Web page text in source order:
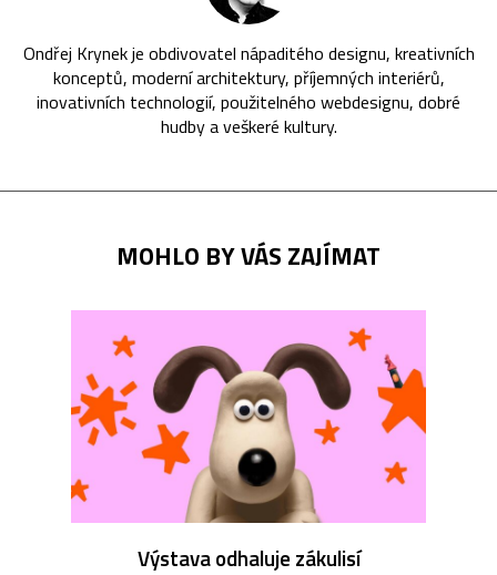
Ondřej Krynek je obdivovatel nápaditého designu, kreativních
konceptů, moderní architektury, příjemných interiérů,
inovativních technologií, použitelného webdesignu, dobré
hudby a veškeré kultury.
MOHLO BY VÁS ZAJÍMAT
Výstava odhaluje zákulisí